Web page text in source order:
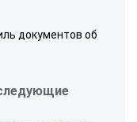
документов об